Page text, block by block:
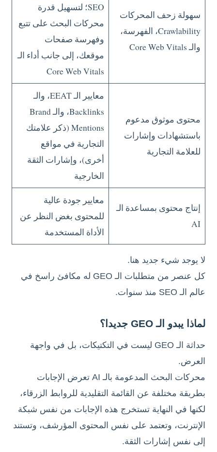
سهولة زحف المحركات
Crawlability، الفهرسة،
والـ Core Web Vitals
SEO؛ لتسهيل قدرة
محركات البحث على تتبع
وفهرسة صفحات
موقعك، إلى جانب أداء الـ
Core Web Vitals
محتوى موثوق مدعوم
باستشهادات وإشارات
للعلامة التجارية
معايير الـ EEAT، والـ
Backlinks، والـ Brand
Mentions (ذكر علامتك
التجارية في مواقع
أخرى)، وإشارات الثقة
الخارجية
إنتاج محتوى بمساعدة الـ
AI
معايير جودة عالية
للمحتوى بغض النظر عن
الأداة المستخدمة
لا يوجد شيء جديد هنا.
كل عنصر من متطلبات الـ GEO له مكافئ راسخ في
عالم الـ SEO منذ سنوات.
لماذا يبدو الـ GEO جديدا؟
حداثة الـ GEO ليست في التكتيكات، بل في واجهة
العرض.
محركات البحث المدعومة بالـ AI تعرض الإجابات
بطريقة مختلفة عن القائمة التقليدية للروابط الزرقاء،
لكنها في النهاية تستخرج هذه الإجابات من نفس شبكة
الإنترنت، وتعتمد على نفس المحتوى المؤرشف، وتستند
إلى نفس إشارات الثقة.